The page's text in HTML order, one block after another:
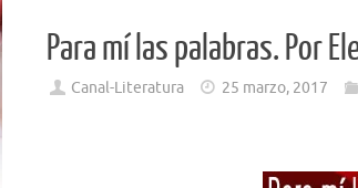
Para mí las palabras. Por
Canal-Literatura 25 marzo, 2017